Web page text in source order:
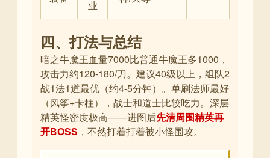
业
四、打法与总结
暗之牛魔王血量7000比普通牛魔王多1000，
攻击力约120-180/刀。建议40级以上，组队2
战1法1道最优（约4-5分钟）。单刷法师最好
（风筝+卡柱），战士和道士比较吃力。深层
精英怪密度极高——进图后先清周围精英再
开BOSS ，不然打着打着被小怪围攻。